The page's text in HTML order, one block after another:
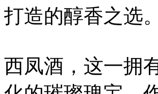
打造的醇香之选。
西凤酒，这一拥